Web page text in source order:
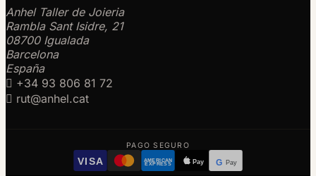
Anhel Taller de Joieria
Rambla Sant Isidre, 21
08700 Igualada
Barcelona
España
 +34 93 806 81 72
 rut@anhel.cat
PAGO SEGURO
VISA AMERICAN
EXPRESS Pay G Pay